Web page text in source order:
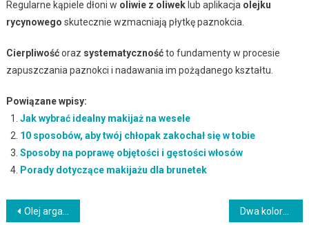
Regularne kąpiele dłoni w oliwie z oliweklub aplikacja olejku
rycynowego skutecznie wzmacniają płytkę paznokcia.
Cierpliwośćoraz systematycznośćto fundamenty w procesie
zapuszczania paznokci i nadawania im pożądanego kształtu.
Powiązane wpisy:
Jak wybrać idealny makijaż na wesele
10 sposobów, aby twój chłopak zakochał się w tobie
Sposoby na poprawę objętości i gęstości włosów
Porady dotyczące makijażu dla brunetek
Nawigacja
Olej arganowy w pielęgnacji rzęs: właściwości i efekty działania Dwa kolory na paznokciach: trendy, techniki i inspiracje na jesień